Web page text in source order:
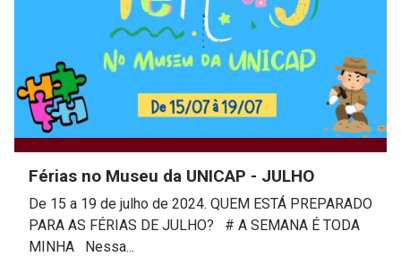
Férias no Museu da UNICAP - JULHO
De 15 a 19 de julho de 2024. QUEM ESTÁ PREPARADO
PARA AS FÉRIAS DE JULHO? # A SEMANA É TODA
MINHA Nessa...